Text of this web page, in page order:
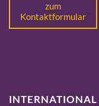
zum
Kontaktformular
INTERNATIONAL